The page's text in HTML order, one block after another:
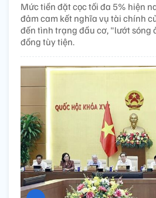
Mức tiền đặt cọc tối đa 5% hiện
đảm cam kết nghĩa vụ tài chính
đến tình trạng đầu cơ, "lướt sóng
đồng tùy tiện.